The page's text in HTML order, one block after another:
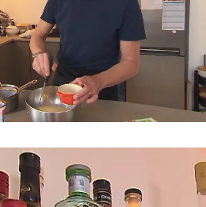
„Crème Cologne“ mit